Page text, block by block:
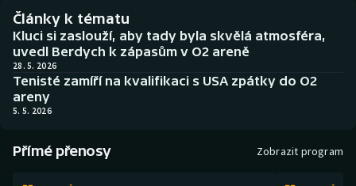
Basketbal
Biatlon
Boby a skeleton
Box
Curling
Aplikace ČT sport
AZ kvíz
Články k tématu
Kluci si zaslouží, aby tady byla skvělá atmosféra,
uvedl Berdych k zápasům v O2 areně
28. 5. 2026
Tenisté zamíří na kvalifikaci s USA zpátky do O2
areny
5. 5. 2026
Přímé přenosy Zobrazit program